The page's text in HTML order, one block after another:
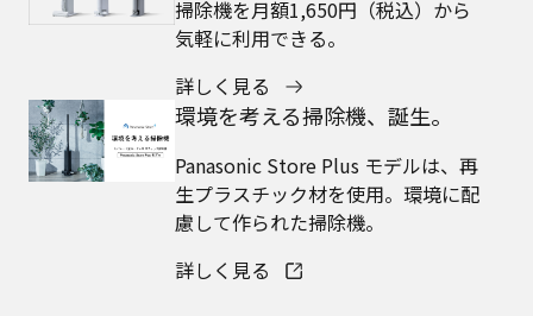
掃除機を月額1,650円（税込）から
気軽に利用できる。
詳しく見る
環境を考える掃除機、誕生。
Panasonic Store Plus モデルは、再
生プラスチック材を使用。環境に配
慮して作られた掃除機。
詳しく見る